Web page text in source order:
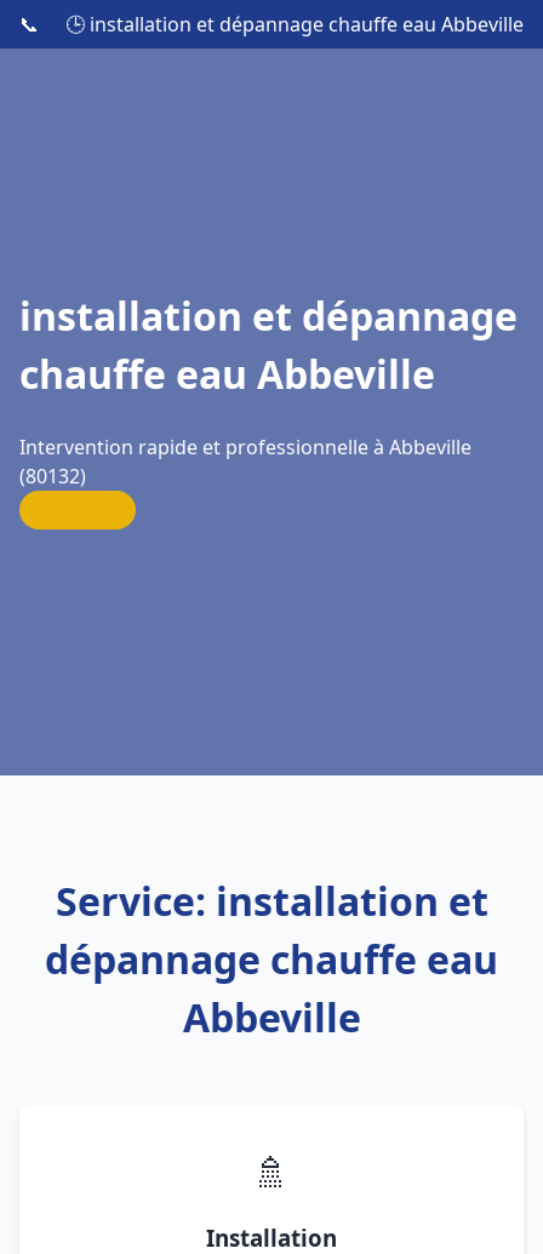
📞 🕒 installation et dépannage chauffe eau Abbeville
installation et dépannage
chauffe eau Abbeville
Intervention rapide et professionnelle à Abbeville
(80132)
Service: installation et
dépannage chauffe eau
Abbeville
🚿
Installation